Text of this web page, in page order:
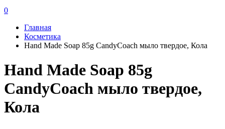
0
Главная
Косметика
Hand Made Soap 85g CandyCoach мыло твердое, Кола
Hand Made Soap 85g
CandyCoach мыло твердое,
Кола